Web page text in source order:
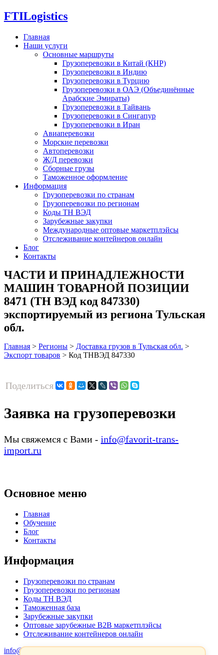
FTILogistics
Главная
Наши услуги
Основные маршруты
Грузоперевозки в Китай (КНР)
Грузоперевозки в Индию
Грузоперевозки в Турцию
Грузоперевозки в ОАЭ (Объединённые
Арабские Эмираты)
Грузоперевозки в Тайвань
Грузоперевозки в Сингапур
Грузоперевозки в Иран
Авиаперевозки
Морские перевозки
Автоперевозки
Ж/Д перевозки
Сборные грузы
Таможенное оформление
Информация
Грузоперевозки по странам
Грузоперевозки по регионам
Коды ТН ВЭД
Зарубежные закупки
Международные оптовые маркетплэйсы
Отслеживание контейнеров онлайн
Блог
Контакты
ЧАСТИ И ПРИНАДЛЕЖНОСТИ
МАШИН ТОВАРНОЙ ПОЗИЦИИ
8471 (ТН ВЭД код 847330)
экспортируемый из региона Тульская
обл.
Главная > Регионы > Доставка грузов в Тульская обл. >
Экспорт товаров > Код ТНВЭД 847330
Поделиться
Заявка на грузоперевозки
Мы свяжемся с Вами - info@favorit-trans-
import.ru
Основное меню
Главная
Обучение
Блог
Контакты
Информация
Грузоперевозки по странам
Грузоперевозки по регионам
Коды ТН ВЭД
Таможенная база
Зарубежные закупки
Оптовые зарубежные B2B маркетплэйсы
Отслеживание контейнеров онлайн
info@favorit-trans-import.ru